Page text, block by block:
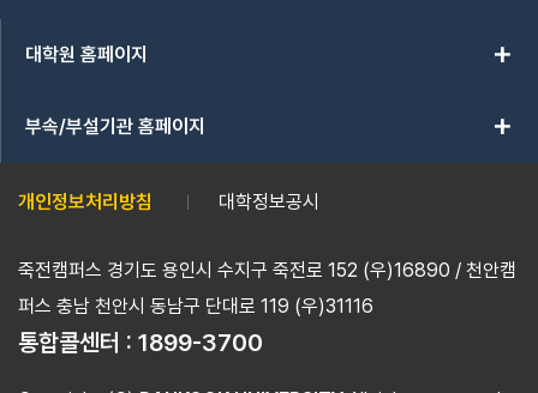
대학원 홈페이지 add
부속/부설기관 홈페이지 add
개인정보처리방침 대학정보공시
죽전캠퍼스 경기도 용인시 수지구 죽전로 152 (우)16890 / 천안캠
퍼스 충남 천안시 동남구 단대로 119 (우)31116
통합콜센터 : 1899-3700